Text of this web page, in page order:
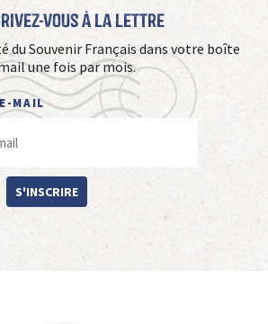
vous à La Lettre
du Souvenir Français dans votre boîte
une fois par mois.
MAIL
S'INSCRIRE